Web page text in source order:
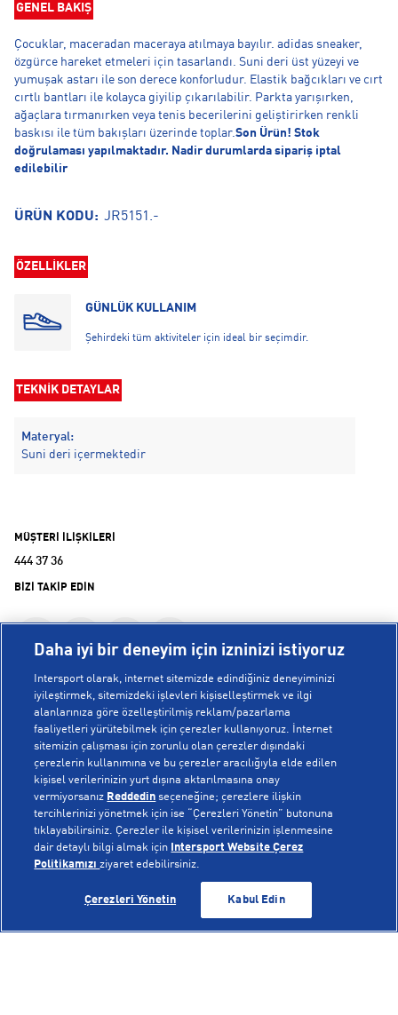
GELİNCE HABER VER
GENEL BAKIŞ
Çocuklar, maceradan maceraya atılmaya bayılır. adidas sneaker,
özgürce hareket etmeleri için tasarlandı. Suni deri üst yüzeyi ve
yumuşak astarı ile son derece konforludur. Elastik bağcıkları ve cırt
cırtlı bantları ile kolayca giyilip çıkarılabilir. Parkta yarışırken,
ağaçlara tırmanırken veya tenis becerilerini geliştirirken renkli
baskısı ile tüm bakışları üzerinde toplar.Son Ürün! Stok
doğrulaması yapılmaktadır. Nadir durumlarda sipariş iptal
edilebilir
ÜRÜN KODU: JR5151.-
ÖZELLİKLER
GÜNLÜK KULLANIM
Şehirdeki tüm aktiviteler için ideal bir seçimdir.
TEKNİK DETAYLAR
Materyal:
Suni deri içermektedir
GELİNCE HABER VER
MÜŞTERİ İLİŞKİLERİ
444 37 36
BİZİ TAKİP EDİN
KURUMSAL
Hakkımızda
Mağazalarımız
Bilgi Toplumu Hizmetleri
Gizlilik Politikası
İşlem Rehberi
Kampanyalar
YARDIM
Sipariş Takibi
İptal & İade
Sıkça Sorulan Sorular
Yetkili Servis Listesi
POPÜLER KOLEKSİYONLAR
Voleybol Milli Takım Formaları
New Balance 408
Daha iyi bir deneyim için izninizi istiyoruz
Intersport olarak, internet sitemizde edindiğiniz deneyiminizi
iyileştirmek, sitemizdeki işlevleri kişiselleştirmek ve ilgi
alanlarınıza göre özelleştirilmiş reklam/pazarlama
faaliyetleri yürütebilmek için çerezler kullanıyoruz. İnternet
sitemizin çalışması için zorunlu olan çerezler dışındaki
çerezlerin kullanımına ve bu çerezler aracılığıyla elde edilen
kişisel verilerinizin yurt dışına aktarılmasına onay
vermiyorsanız Reddedin seçeneğine; çerezlere ilişkin
tercihlerinizi yönetmek için ise “Çerezleri Yönetin” butonuna
tıklayabilirsiniz. Çerezler ile kişisel verilerinizin işlenmesine
dair detaylı bilgi almak için
Intersport Website Çerez
Politikamızıziyaret edebilirsiniz.
Çerezleri Yönetin Kabul Edin